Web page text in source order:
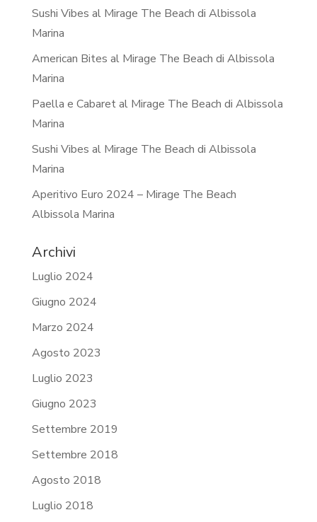
Sushi Vibes al Mirage The Beach di Albissola
Marina
American Bites al Mirage The Beach di Albissola
Marina
Paella e Cabaret al Mirage The Beach di Albissola
Marina
Sushi Vibes al Mirage The Beach di Albissola
Marina
Aperitivo Euro 2024 – Mirage The Beach
Albissola Marina
Archivi
Luglio 2024
Giugno 2024
Marzo 2024
Agosto 2023
Luglio 2023
Giugno 2023
Settembre 2019
Settembre 2018
Agosto 2018
Luglio 2018